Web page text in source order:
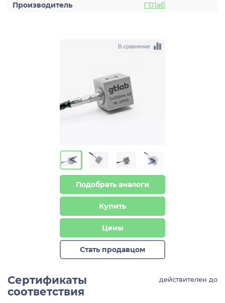
Производитель
ГТЛаб
В сравнение
> >
Подобрать аналоги
Купить
Цены
Стать продавцом
Сертификаты
соответствия
действителен до